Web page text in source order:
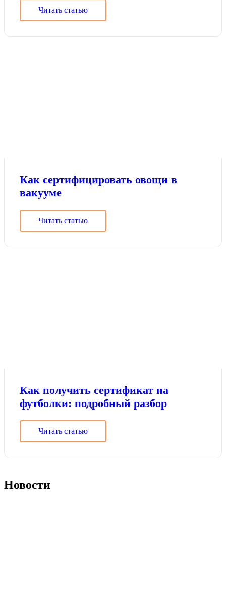
Читать статью
Как сертифицировать овощи в
вакууме
Читать статью
Как получить сертификат на
футболки: подробный разбор
Читать статью
Новости